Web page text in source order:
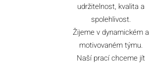
udržitelnost, kvalita a
spolehlivost.
Žijeme v dynamickém a
motivovaném týmu.
Naší prací chceme jít